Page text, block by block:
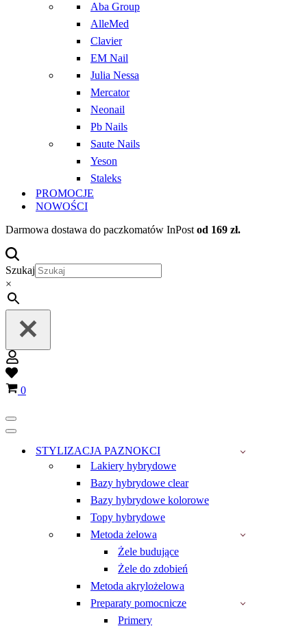
Aba Group
AlleMed
Clavier
EM Nail
Julia Nessa
Mercator
Neonail
Pb Nails
Saute Nails
Yeson
Staleks
PROMOCJE
NOWOŚCI
Darmowa dostawa do paczkomatów InPost od 169 zł.
Szukaj
×
Wish
listKoszyk
0
Menu
nawigacji
Menu
nawigacjiSTYLIZACJA PAZNOKCI
Lakiery hybrydowe
Bazy hybrydowe clear
Bazy hybrydowe kolorowe
Topy hybrydowe
Metoda żelowa
Żele budujące
Żele do zdobień
Metoda akrylożelowa
Preparaty pomocnicze
Primery